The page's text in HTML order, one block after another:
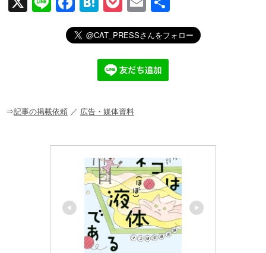
a
c
o
at
e
n
a
o
ck
et
m
ail
有
⇒記事の掲載依頼 ／ 広告・媒体資料